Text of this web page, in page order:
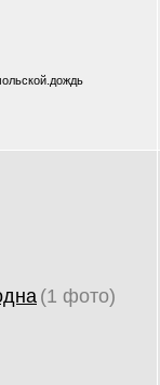
(1 фото)